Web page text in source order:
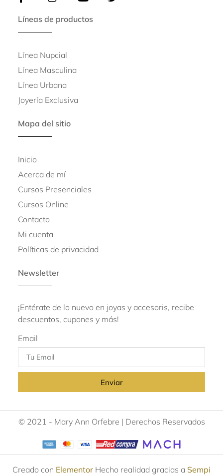
Líneas de productos
Línea Nupcial
Línea Masculina
Línea Urbana
Joyería Exclusiva
Mapa del sitio
Inicio
Acerca de mí
Cursos Presenciales
Cursos Online
Contacto
Mi cuenta
Políticas de privacidad
Newsletter
¡Entérate de lo nuevo en joyas y accesoris, recibe
descuentos, cupones y más!
Email
Enviar
© 2021 - Mary Ann Orfebre | Derechos Reservados
Creado con Elementor Hecho realidad gracias a Sempi